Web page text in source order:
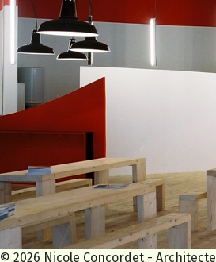
© 2026 Nicole Concordet - Architecte